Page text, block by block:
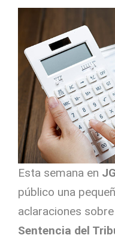
Esta semana en
público una
aclaraciones
Sentencia del